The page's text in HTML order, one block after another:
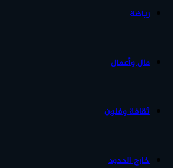
رياضة
مال وأعمال
ثقافة وفنون
خارج الحدود